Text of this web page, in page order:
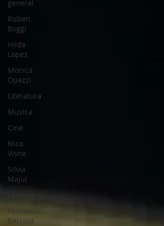
general
Ruben
Boggi
Hilda
Lopez
Monica
Opezzi
Literatura
Musica
Cine
Nico
Visne
Silvia
Majul
Fernando
Barraza